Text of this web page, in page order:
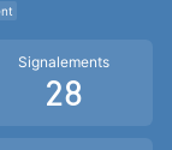
Signalements
28